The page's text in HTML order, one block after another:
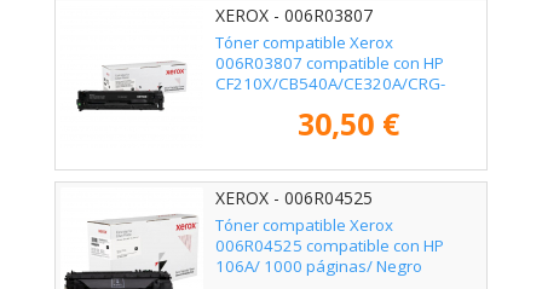
XEROX - 006R03807
Tóner compatible Xerox
006R03807 compatible con HP
CF210X/CB540A/CE320A/CRG-
páginas/ Negro30,50 €
XEROX - 006R04525
Tóner compatible Xerox
006R04525 compatible con HP
106A/ 1000 páginas/ Negro